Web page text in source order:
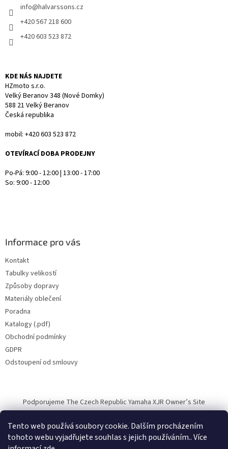
Tento web používá soubory cookie. Dalším procházením
tohoto webu vyjadřujete souhlas s jejich používáním.. Více
info@halvarssons.cz
+420 567 218 600
+420 603 523 872
KDE NÁS NAJDETE
HZmoto s.r.o.
Velký Beranov 348 (Nové Domky)
588 21 Velký Beranov
Česká republika
mobil: +420 603 523 872
OTEVÍRACÍ DOBA PRODEJNY
Po-Pá: 9:00 - 12:00 | 13:00 - 17:00
So: 9:00 - 12:00
Informace pro vás
Kontakt
Tabulky velikostí
Způsoby dopravy
Materiály oblečení
Poradna
Katalogy (.pdf)
Obchodní podmínky
GDPR
Odstoupení od smlouvy
Podporujeme The Czech Republic Yamaha XJR Owner’s Site